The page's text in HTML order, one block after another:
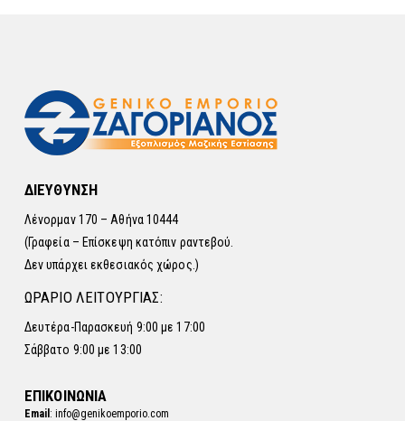
ΔΙΕΥΘΥΝΣΗ
Λένορμαν 170 – Αθήνα 10444
(Γραφεία – Επίσκεψη κατόπιν ραντεβού.
Δεν υπάρχει εκθεσιακός χώρος.)
ΩΡΑΡΙΟ ΛΕΙΤΟΥΡΓΙΑΣ:
Δευτέρα-Παρασκευή 9:00 με 17:00
Σάββατο 9:00 με 13:00
ΕΠΙΚΟΙΝΩΝΙΑ
Email : info@genikoemporio.com